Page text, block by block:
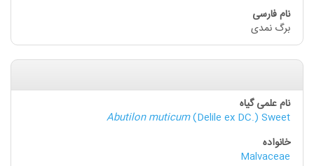
برگ نمدی
Abutilon muticum(Delile ex DC.) Sweet
Malvaceae